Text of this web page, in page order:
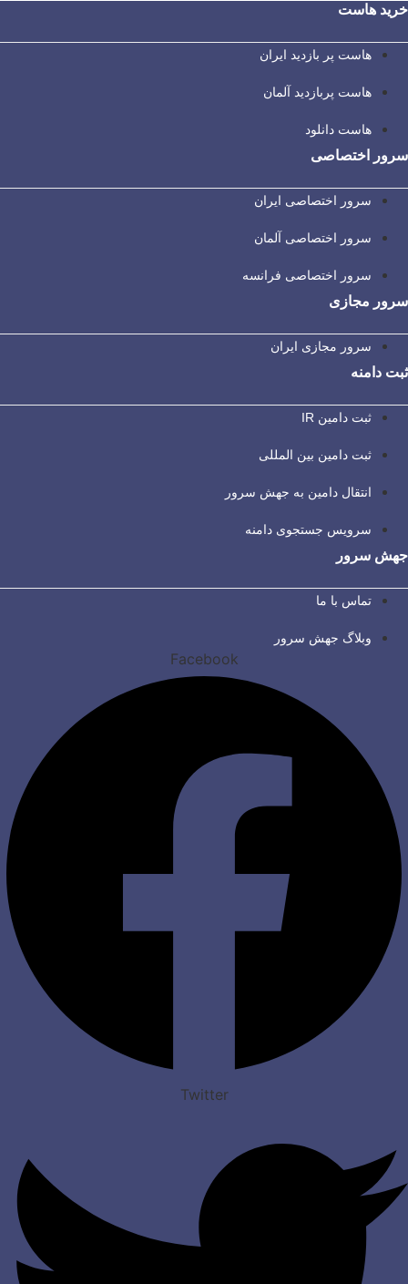
خرید هاست
هاست پر بازدید ایران
هاست پربازدید آلمان
هاست دانلود
سرور اختصاصی
سرور اختصاصی ایران
سرور اختصاصی آلمان
سرور اختصاصی فرانسه
سرور مجازی
سرور مجازی ایران
ثبت دامنه
ثبت دامین IR
ثبت دامین بین المللی
انتقال دامین به جهش سرور
سرویس جستجوی دامنه
جهش سرور
تماس با ما
وبلاگ جهش سرور
Facebook
Twitter